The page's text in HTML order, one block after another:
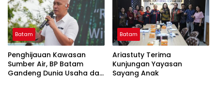
Batam
Penghijauan Kawasan
Sumber Air, BP Batam
Gandeng Dunia Usaha dan
Batam
Ariastuty Terima
Kunjungan Yayasan
Sayang Anak